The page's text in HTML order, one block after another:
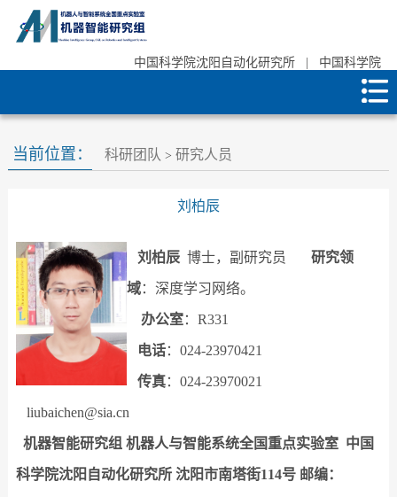
中国科学院沈阳自动化研究所 中国科学院
当前位置： 科研团队 > 研究人员
刘柏辰
刘柏辰博士，副研究员 研究领
域：深度学习网络。
办公室：R331
电话：024-23970421
传真：024-23970021
liubaichen@sia.cn
机器智能研究组 机器人与智能系统全国重点实验室 中国
科学院沈阳自动化研究所 沈阳市南塔街114号 邮编：